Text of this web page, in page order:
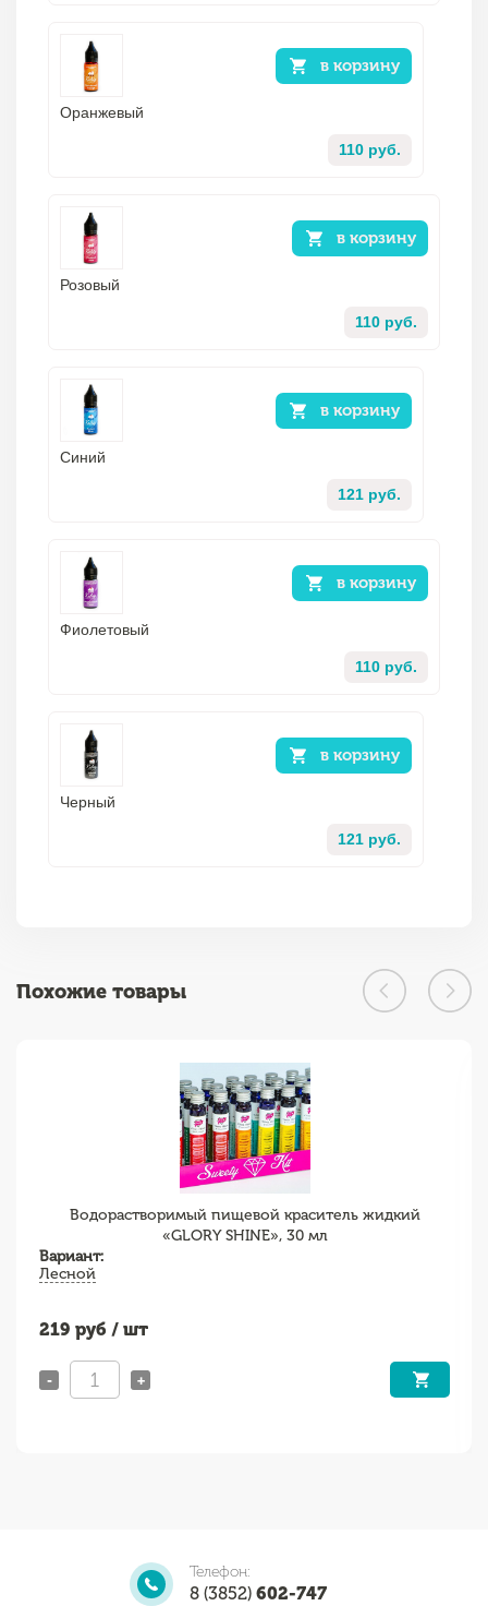
в корзину
Оранжевый
110 руб.
в корзину
Розовый
110 руб.
в корзину
Синий
121 руб.
в корзину
Фиолетовый
110 руб.
в корзину
Черный
121 руб.
Похожие товары
Водорастворимый пищевой краситель жидкий
«GLORY SHINE», 30 мл
Вариант:
Лесной
219 руб / шт
- +
Телефон:
8 (3852) 602-747